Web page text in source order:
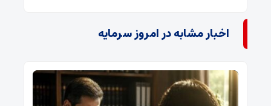
اخبار مشابه در امروز سرمایه